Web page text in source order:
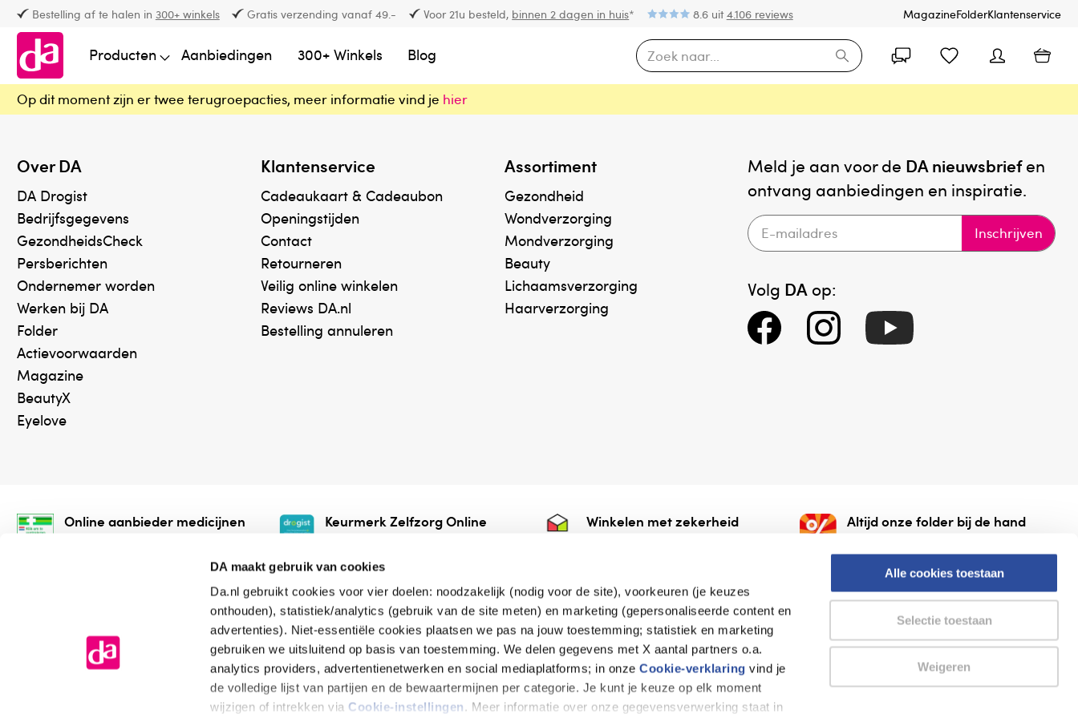
DA maakt gebruik van cookies
Da.nl gebruikt cookies voor vier doelen: noodzakelijk (nodig voor de site), voorkeuren (je keuzes
onthouden), statistiek/analytics (gebruik van de site meten) en marketing (gepersonaliseerde content en
advertenties). Niet-essentiële cookies plaatsen we pas na jouw toestemming; statistiek en marketing
gebruiken we uitsluitend op basis van toestemming. We delen gegevens met X aantal partners o.a.
analytics providers, advertentienetwerken en social mediaplatforms; in onzeCookie-verklaring vind je
de volledige lijst van partijen en de bewaartermijnen per categorie. Je kunt je keuze op elk moment
wijzigen of intrekken via Cookie-instellingen. Meer informatie over onze gegevensverwerking staat in
Alle cookies toestaan
Selectie toestaan
Weigeren
Bestelling af te halen in 300+ winkels Gratis verzending vanaf 49.- Voor 21u besteld, binnen 2 dagen in huis* 8.6 uit4.106 reviews MagazineFolderKlantenservice
Producten Aanbiedingen 300+ Winkels Blog
Op dit moment zijn er twee terugroepacties, meer informatie vind je hier
Over DA
DA Drogist
Bedrijfsgegevens
GezondheidsCheck
Persberichten
Ondernemer worden
Werken bij DA
Folder
Actievoorwaarden
Magazine
BeautyX
Eyelove
Klantenservice
Cadeaukaart & Cadeaubon
Openingstijden
Contact
Retourneren
Veilig online winkelen
Reviews DA.nl
Bestelling annuleren
Assortiment
Gezondheid
Wondverzorging
Mondverzorging
Beauty
Lichaamsverzorging
Haarverzorging
Meld je aan voor de DA nieuwsbriefen
ontvang aanbiedingen en inspiratie.
Inschrijven
Volg DA op:
Online aanbieder medicijnen
onze webshop mag verkopen.
Keurmerk Zelfzorg Online
online.
Winkelen met zekerheid Altijd onze folder bij de hand
AlleFolders.
de vriendelijke specialist
Algemene voorwaarden Cookieverklaring Disclaimer Privacy verklaring Thuiswinkel waarborg